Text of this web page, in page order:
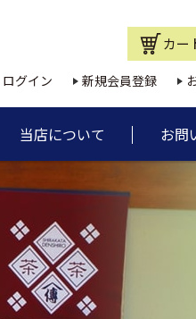
カー
ログイン 新規会員登録
当店について お問